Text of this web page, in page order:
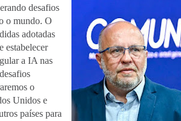
desafios
o mundo. O
adotadas
estabelecer
a IA nas
o
Unidos e
países para